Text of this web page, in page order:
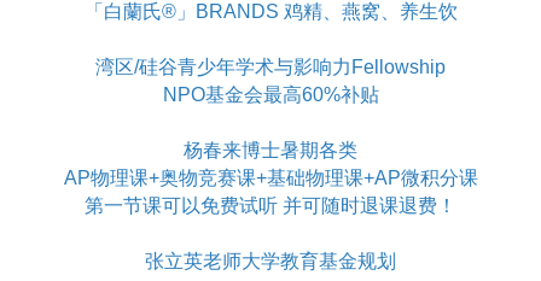
「白蘭氏®」BRANDS 鸡精、燕窝、养生饮
湾区/硅谷青少年学术与影响力Fellowship
NPO基金会最高60%补贴
杨春来博士暑期各类
AP物理课+奥物竞赛课+基础物理课+AP微积分课
第一节课可以免费试听 并可随时退课退费！
张立英老师大学教育基金规划